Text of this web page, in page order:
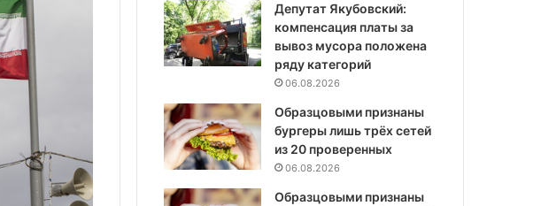
Депутат Якубовский:
компенсация платы за
вывоз мусора положена
ряду категорий
06.08.2026
Образцовыми признаны
бургеры лишь трёх сетей
из 20 проверенных
06.08.2026
Образцовыми признаны